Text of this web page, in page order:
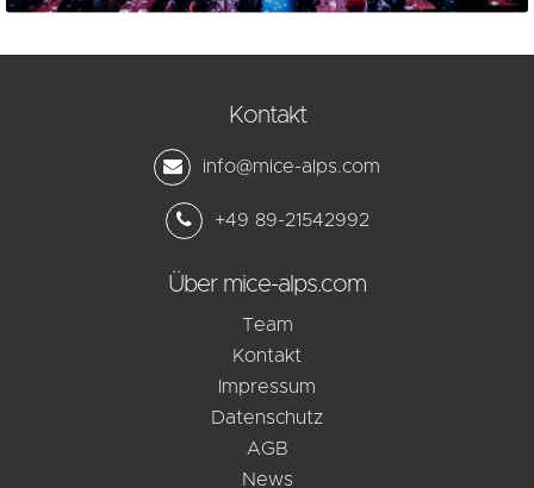
Kontakt
info@mice-alps.com
+49 89-21542992
Über mice-alps.com
Team
Kontakt
Impressum
Datenschutz
AGB
News